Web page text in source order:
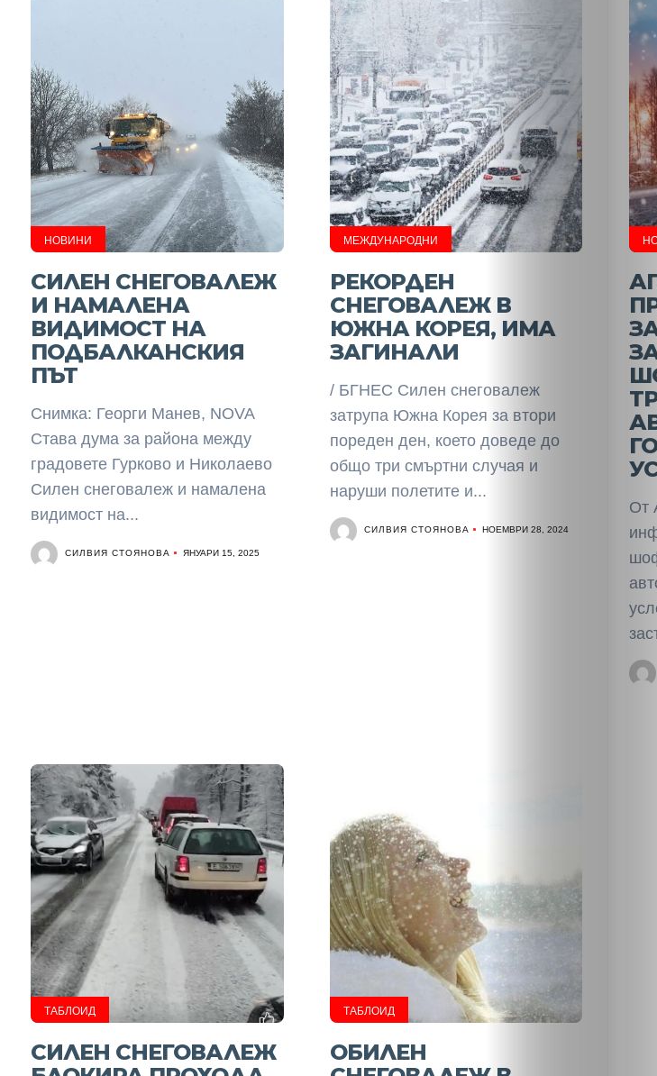
НАЧАЛО
Спорт
Култура
Светско
Крими
Малки
Таблоид
НОВИНИ
СИЛЕН СНЕГОВАЛЕЖ
И НАМАЛЕНА
ВИДИМОСТ НА
ПОДБАЛКАНСКИЯ
ПЪТ
Снимка: Георги Манев, NOVA
Става дума за района между
градовете Гурково и Николаево
Силен снеговалеж и намалена
видимост на...
СИЛВИЯ СТОЯНОВА ЯНУАРИ 15, 2025
МЕЖДУНАРОДНИ
РЕКОРДЕН
СНЕГОВАЛЕЖ В
ЮЖНА КОРЕЯ, ИМА
ЗАГИНАЛИ
/ БГНЕС Силен снеговалеж
затрупа Южна Корея за втори
пореден ден, което доведе до
общо три смъртни случая и
наруши полетите и...
СИЛВИЯ СТОЯНОВА НОЕМВРИ 28, 2024
От
ТАБЛОИД
СИЛЕН СНЕГОВАЛЕЖ
ТАБЛОИД
ОБИЛЕН